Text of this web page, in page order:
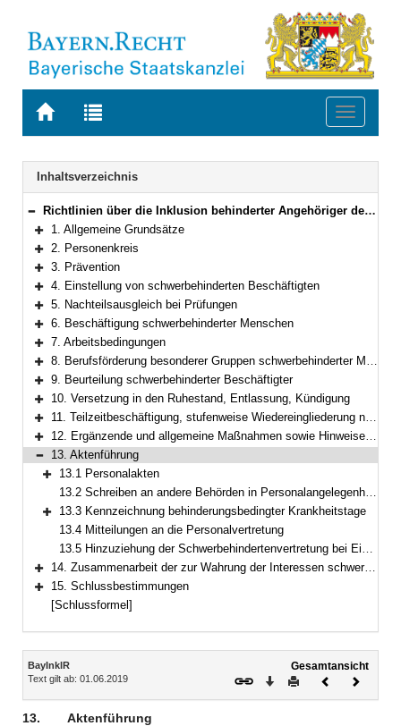
Zur
BAYERN.RECHT
Zur
letzten
Suche
Toggle
Navigation
Inhaltsverzeichnis
Bereich reduzieren
Richtlinien über die Inklusion behinderter Angehöriger des Öffentlichen Dienstes in Bayern
Bereich erweitern
1. Allgemeine Grundsätze
Bereich erweitern
2. Personenkreis
Bereich erweitern
3. Prävention
Bereich erweitern
4. Einstellung von schwerbehinderten Beschäftigten
Bereich erweitern
5. Nachteilsausgleich bei Prüfungen
Bereich erweitern
6. Beschäftigung schwerbehinderter Menschen
Bereich erweitern
7. Arbeitsbedingungen
Bereich erweitern
8. Berufsförderung besonderer Gruppen schwerbehinderter Menschen (§ 155 SGB IX)
Bereich erweitern
9. Beurteilung schwerbehinderter Beschäftigter
Bereich erweitern
10. Versetzung in den Ruhestand, Entlassung, Kündigung
Bereich erweitern
11. Teilzeitbeschäftigung, stufenweise Wiedereingliederung nach längerer Krankheit, Altersteilzeit
Bereich erweitern
12. Ergänzende und allgemeine Maßnahmen sowie Hinweise zur Inklusion schwerbehinderter Menschen
Bereich reduzieren
13. Aktenführung
Bereich erweitern
13.1 Personalakten
13.2 Schreiben an andere Behörden in Personalangelegenheiten
Bereich erweitern
13.3 Kennzeichnung behinderungsbedingter Krankheitstage
13.4 Mitteilungen an die Personalvertretung
13.5 Hinzuziehung der Schwerbehindertenvertretung bei Einsicht in die Personalakten
Bereich erweitern
14. Zusammenarbeit der zur Wahrung der Interessen schwerbehinderter Menschen besonders berufenen Stellen
Bereich erweitern
15. Schlussbestimmungen
[Schlussformel]
Inhalt
BayInklR
Text gilt ab: 01.06.2019
Gesamtansicht
Download
DruckenVorheriges
13.
Aktenführung